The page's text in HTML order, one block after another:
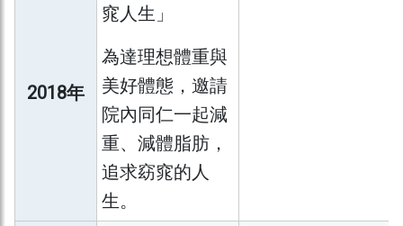
2018年
窕人生」
為達理想體重與
美好體態，邀請
院內同仁一起減
重、減體脂肪，
追求窈窕的人
生。